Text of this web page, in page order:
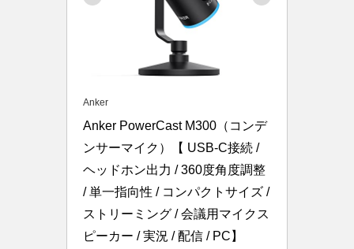
Anker
Anker PowerCast M300（コンデ
ンサーマイク）【 USB-C接続 /
ヘッドホン出力 / 360度角度調整
/ 単一指向性 / コンパクトサイズ /
ストリーミング / 会議用マイクス
ピーカー / 実況 / 配信 / PC】